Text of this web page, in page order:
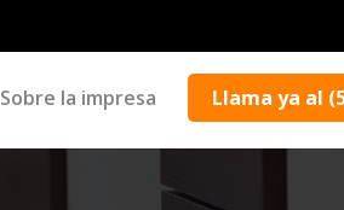
Sobre la impresa Llama ya al